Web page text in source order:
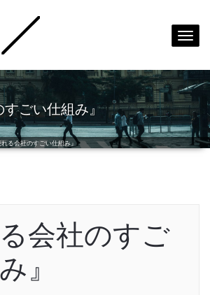
すごい仕組み』
れる会社のすごい仕組み』
る会社のすご
』